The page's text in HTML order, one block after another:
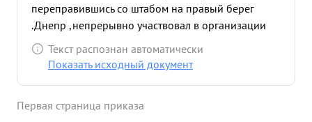
переправившись со штабом на правый берег
.Днепр ,непрерывно участвовал в организации
против анковой обороны и ацдарма на зап. бер
егу р .Днепр и организации огня в боях за
самые критич еские минуты боев оставался на
Текст распознан автоматически
Показать исходный документ
Первая страница приказа